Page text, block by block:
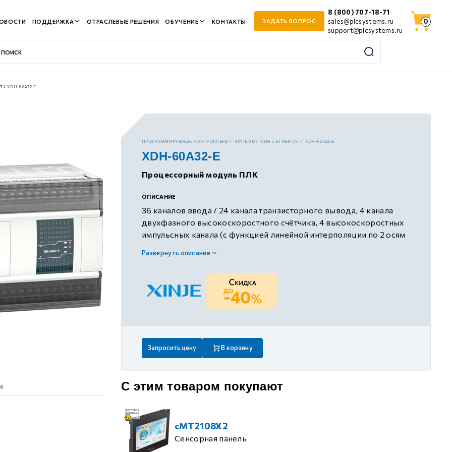
ПОДДЕРЖКА ОТРАСЛЕВЫЕ РЕШЕНИЯ ОБУЧЕНИЕ КОНТАКТЫ ЗАДАТЬ ВОПРОС
8 (800) 707-18-71
sales@plcsystems.ru
support@plcsystems.ru
0
/XDH-60A32-E
ПРОГРАММИРУЕМЫЕ КОНТРОЛЛЕРЫ XINJE XD XDH С ETHERCAT XDH-60A32-E
XDH-60A32-E
Процессорный модуль ПЛК
ОПИСАНИЕ
36 каналов ввода / 24 канала транзисторного вывода, 4 канала
двухфазного высокоскоростного счётчика, 4 высокоскоростных
импульсных канала (с функцией линейной интерполяции по 2 осям
поддержка функции FOLLOW, поддержка функции онлайн-
загрузки, поддержка управления движением по EtherCAT до 32
осей; цикл синхронизации: 32 оси/1 мс, поддержка функции
управления движением CAM, питание 220В AC
Развернуть описание
Запросить цену В корзину
С этим товаром покупают
cMT2108X2
Сенсорная панель
с разомкнутым контуром)
контуром)